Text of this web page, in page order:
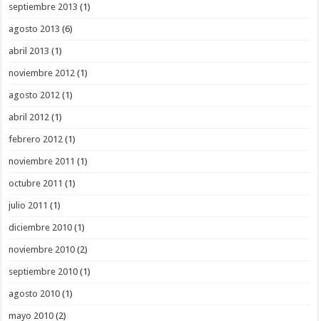
septiembre 2013 (1)
agosto 2013 (6)
abril 2013 (1)
noviembre 2012 (1)
agosto 2012 (1)
abril 2012 (1)
febrero 2012 (1)
noviembre 2011 (1)
octubre 2011 (1)
julio 2011 (1)
diciembre 2010 (1)
noviembre 2010 (2)
septiembre 2010 (1)
agosto 2010 (1)
mayo 2010 (2)